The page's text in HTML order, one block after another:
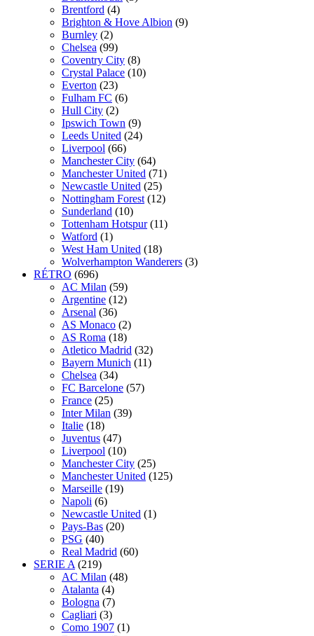
Brentford (4)
Brighton & Hove Albion (9)
Burnley (2)
Chelsea (99)
Coventry City (8)
Crystal Palace (10)
Everton (23)
Fulham FC (6)
Hull City (2)
Ipswich Town (9)
Leeds United (24)
Liverpool (66)
Manchester City (64)
Manchester United (71)
Newcastle United (25)
Nottingham Forest (12)
Sunderland (10)
Tottenham Hotspur (11)
Watford (1)
West Ham United (18)
Wolverhampton Wanderers (3)
RÉTRO (696)
AC Milan (59)
Argentine (12)
Arsenal (36)
AS Monaco (2)
AS Roma (18)
Atletico Madrid (32)
Bayern Munich (11)
Chelsea (34)
FC Barcelone (57)
France (25)
Inter Milan (39)
Italie (18)
Juventus (47)
Liverpool (10)
Manchester City (25)
Manchester United (125)
Marseille (19)
Napoli (6)
Newcastle United (1)
Pays-Bas (20)
PSG (40)
Real Madrid (60)
SERIE A (219)
AC Milan (48)
Atalanta (4)
Bologna (7)
Cagliari (3)
Como 1907 (1)